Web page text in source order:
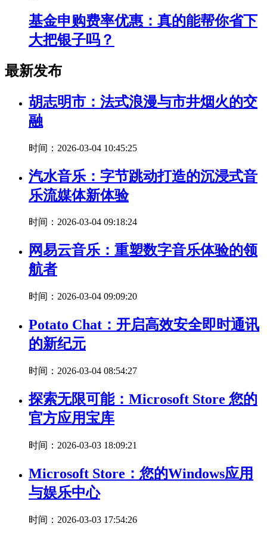
基金申购费率优惠：真的能帮你省下
大把银子吗？
最新发布
胡志明市：法式浪漫与市井烟火的交
融
时间：2026-03-04 10:45:25
汽水音乐：字节跳动打造的沉浸式音
乐流媒体新体验
时间：2026-03-04 09:18:24
网易云音乐：重塑数字音乐体验的领
航者
时间：2026-03-04 09:09:20
Potato Chat：开启高效安全即时通讯
的新纪元
时间：2026-03-04 08:54:27
探索无限可能：Microsoft Store 您的
官方应用宝库
时间：2026-03-03 18:09:21
Microsoft Store：您的Windows应用
与娱乐中心
时间：2026-03-03 17:54:26